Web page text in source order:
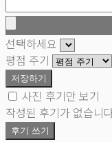
선택하세요
평점 주기
저장하기
사진 후기만 보기
작성된 후기가 없습니
후기 쓰기